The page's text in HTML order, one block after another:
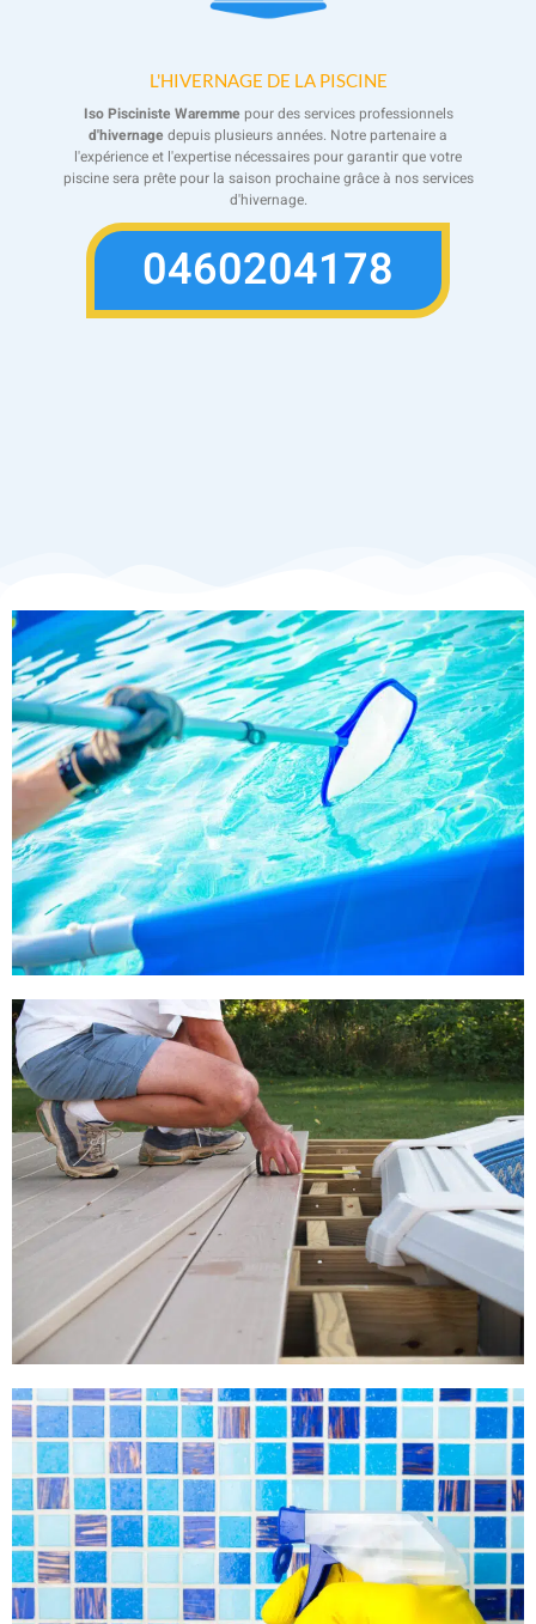
L'HIVERNAGE DE LA PISCINE
Iso Pisciniste Waremme pour des services professionnels
d'hivernage depuis plusieurs années. Notre partenaire a
l'expérience et l'expertise nécessaires pour garantir que votre
piscine sera prête pour la saison prochaine grâce à nos services
d'hivernage.
0460204178